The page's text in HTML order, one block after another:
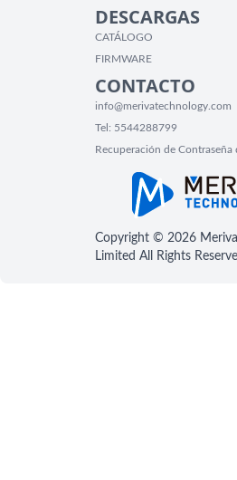
DESCARGAS
CATÁLOGO
FIRMWARE
CONTACTO
info@merivatechnology.com
Tel: 5544288799
Recuperación de Contraseña
Copyright © 2026
Limited All Rights